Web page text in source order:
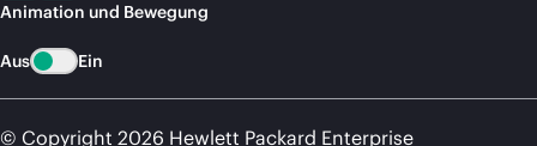
Animation und Bewegung
Aus Ein
© Copyright 2026 Hewlett Packard Enterprise